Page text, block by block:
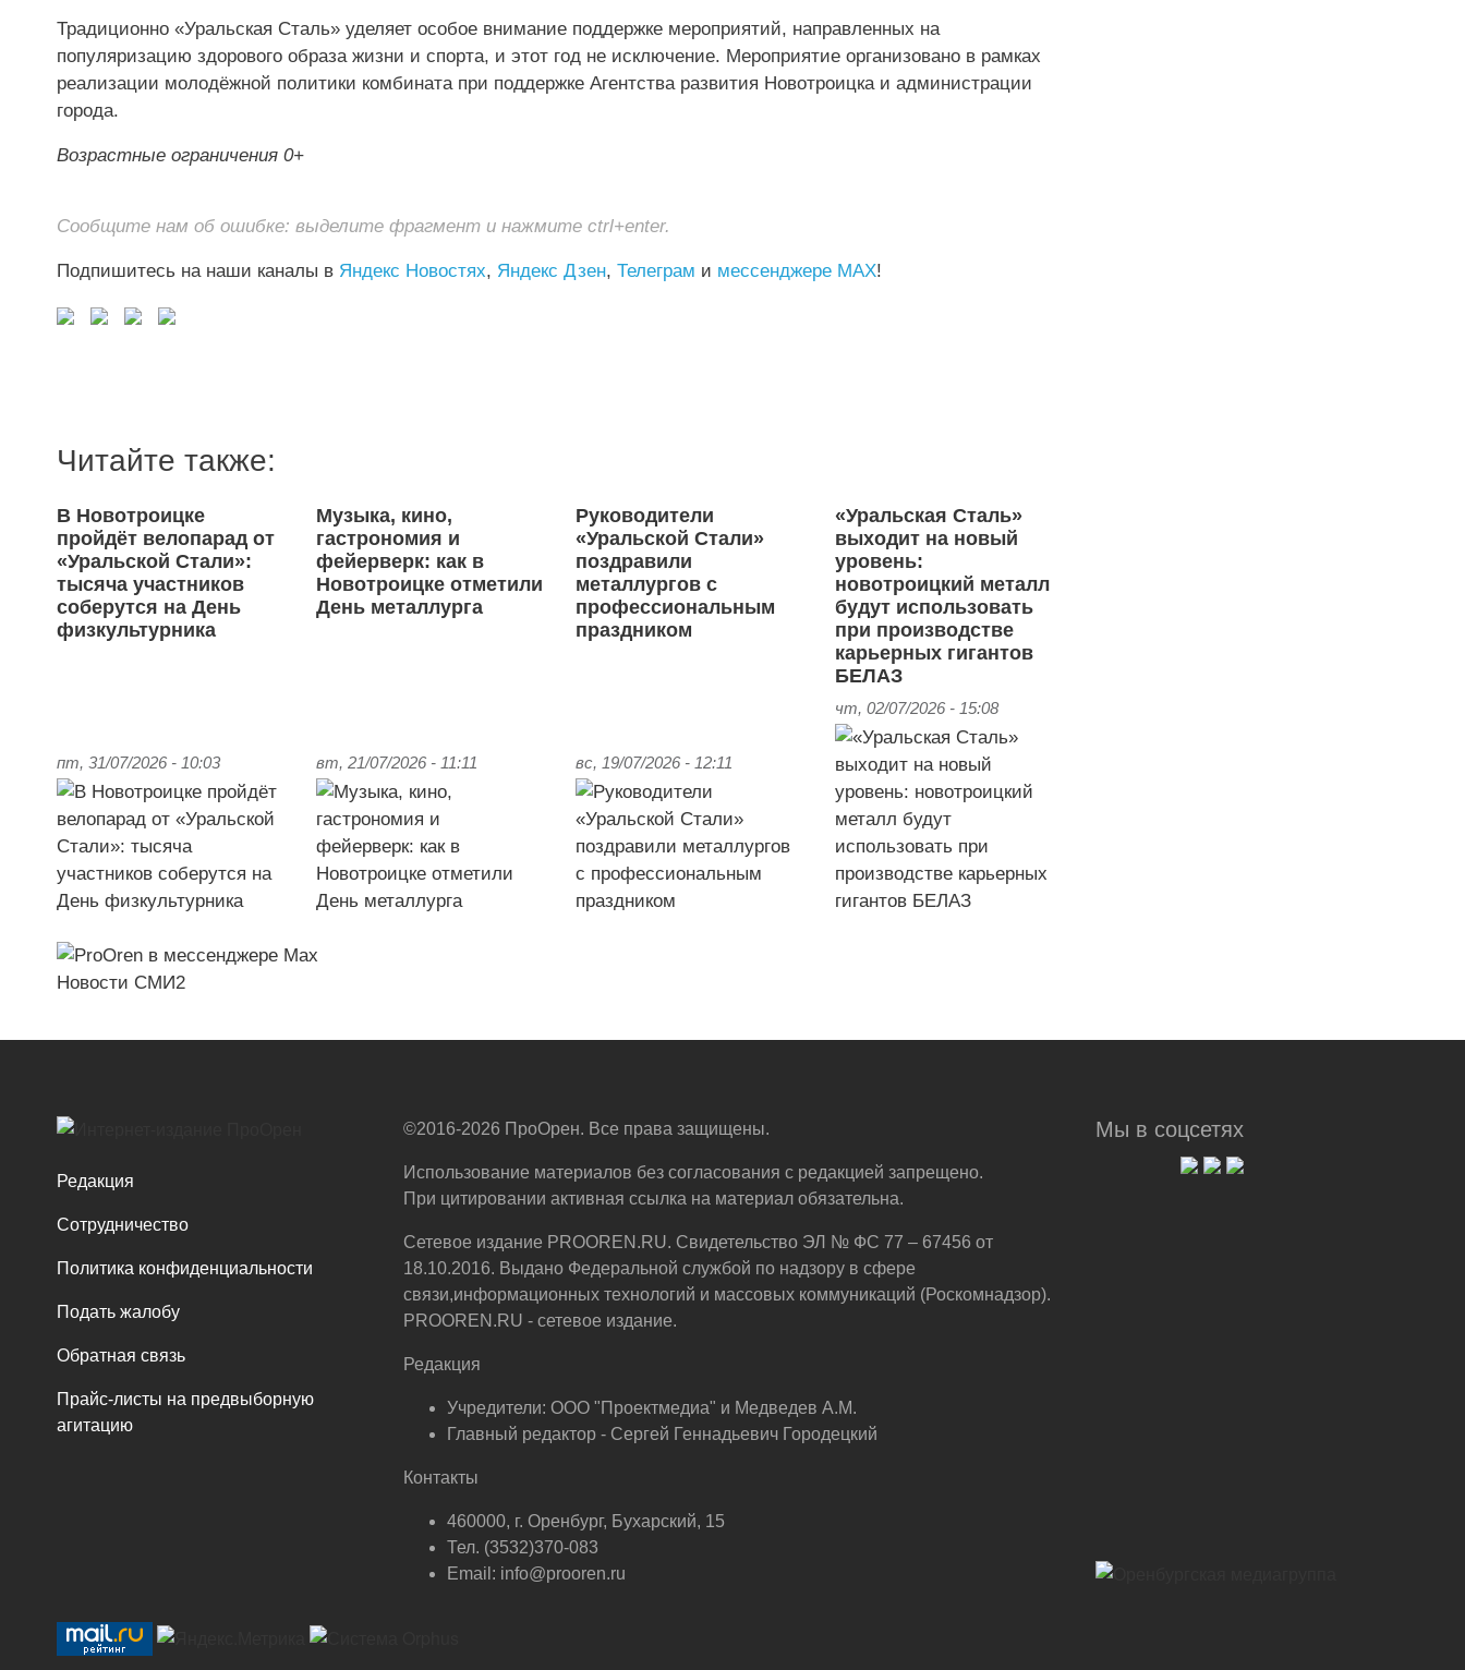
Традиционно «Уральская Сталь» уделяет особое внимание поддержке мероприятий, направленных на
популяризацию здорового образа жизни и спорта, и этот год не исключение. Мероприятие организовано в рамках
реализации молодёжной политики комбината при поддержке Агентства развития Новотроицка и администрации
города.
Возрастные ограничения 0+
Сообщите нам об ошибке: выделите фрагмент и нажмите ctrl+enter.
Подпишитесь на наши каналы в Яндекс Новостях, Яндекс Дзен, Телеграм и мессенджере MAX!
Читайте также:
В Новотроицке
пройдёт велопарад от
«Уральской Стали»:
тысяча участников
соберутся на День
физкультурника
пт, 31/07/2026 - 10:03
Музыка, кино,
гастрономия и
фейерверк: как в
Новотроицке отметили
День металлурга
вт, 21/07/2026 - 11:11
Руководители
«Уральской Стали»
поздравили
металлургов с
профессиональным
праздником
вс, 19/07/2026 - 12:11
«Уральская Сталь»
выходит на новый
уровень:
новотроицкий металл
будут использовать
при производстве
карьерных гигантов
БЕЛАЗ
чт, 02/07/2026 - 15:08
Новости СМИ2
Редакция
Сотрудничество
Политика конфиденциальности
Подать жалобу
Обратная связь
Прайс-листы на предвыборную
агитацию
Мы в соцсетях
©2016-2026 ПроОрен. Все права защищены.
Использование материалов без согласования с редакцией запрещено.
При цитировании активная ссылка на материал обязательна.
Сетевое издание PROOREN.RU. Свидетельство ЭЛ № ФС 77 – 67456 от
18.10.2016. Выдано Федеральной службой по надзору в сфере
связи,информационных технологий и массовых коммуникаций (Роскомнадзор).
PROOREN.RU - сетевое издание.
Редакция
Учредители: ООО "Проектмедиа" и Медведев А.М.
Главный редактор - Сергей Геннадьевич Городецкий
Контакты
460000, г. Оренбург, Бухарский, 15
Тел. (3532)370-083
Email: info@prooren.ru